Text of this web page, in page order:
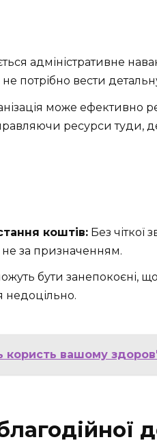
адміністративне
потрібно вести детальну
може ефективно
ресурси туди,
коштів: Без чіткої
за призначенням.
бути занепокоєні, що
недоцільно.
користь вашому